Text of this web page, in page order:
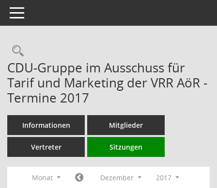
Toggle navigation
Rechercheauswahl
CDU-Gruppe im Ausschuss für
Tarif und Marketing der VRR AöR -
Termine 2017
Informationen Mitglieder
Vertreter Sitzungen
Monat Dezember
2017